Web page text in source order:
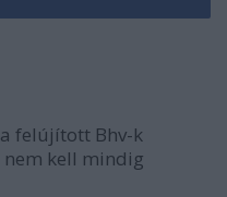
felújított Bhv-k
nem kell mindig